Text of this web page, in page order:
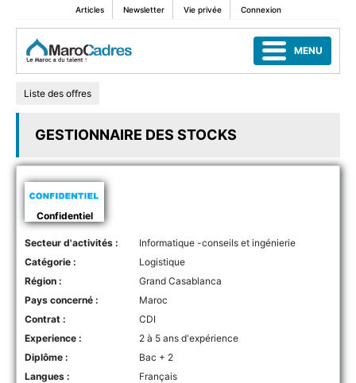
Articles Newsletter Vie privée Connexion
MENU
Liste des offres
GESTIONNAIRE DES STOCKS
Confidentiel
Secteur d'activités :
Informatique -conseils et ingénierie
Catégorie :
Logistique
Région :
Grand Casablanca
Pays concerné :
Maroc
Contrat :
CDI
Experience :
2 à 5 ans d'expérience
Diplôme :
Bac + 2
Langues :
Français